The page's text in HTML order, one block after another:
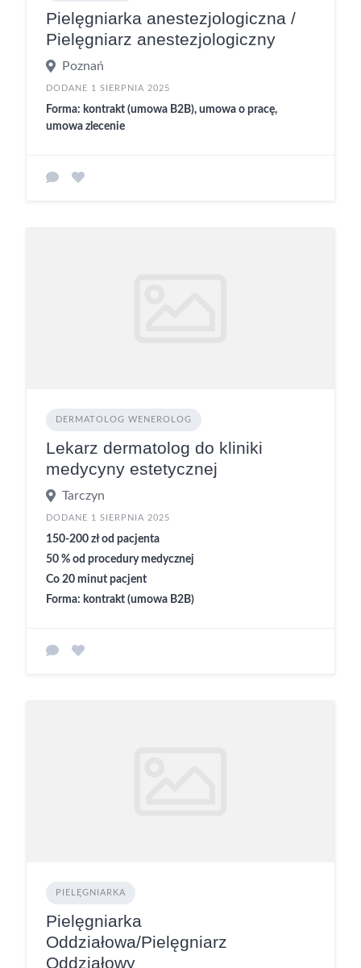
Pielęgniarka anestezjologiczna /
Pielęgniarz anestezjologiczny
Poznań
DODANE 1 SIERPNIA 2025
Forma: kontrakt (umowa B2B), umowa o pracę,
umowa zlecenie
DERMATOLOG WENEROLOG
Lekarz dermatolog do kliniki
medycyny estetycznej
Tarczyn
DODANE 1 SIERPNIA 2025
150-200 zł od pacjenta
50 % od procedury medycznej
Co 20 minut pacjent
Forma: kontrakt (umowa B2B)
PIELĘGNIARKA
Pielęgniarka
Oddziałowa/Pielęgniarz
Oddziałowy